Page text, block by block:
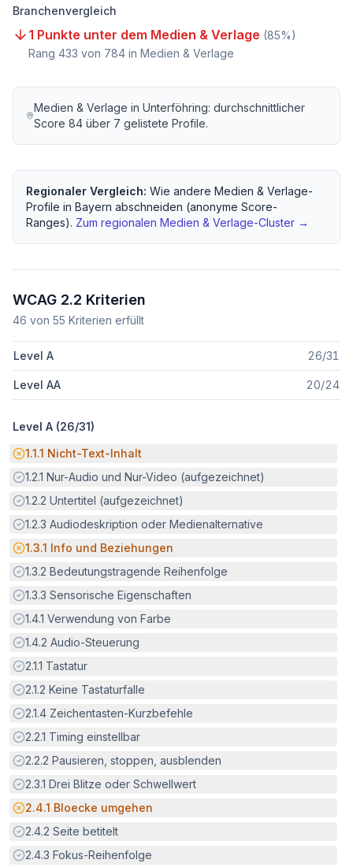
Branchenvergleich
1 Punkte unter dem Medien & Verlage (85%)
Rang 433 von 784 in Medien & Verlage
Medien & Verlage inUnterföhring: durchschnittlicher
Score84 über 7 gelistete Profile.
Regionaler Vergleich: Wie andere Medien & Verlage-
Profile in Bayern abschneiden (anonyme Score-
Ranges). Zum regionalen Medien & Verlage-Cluster →
WCAG 2.2 Kriterien
46 von 55 Kriterien erfüllt
Level A 26/31
Level AA 20/24
Level A (26/31)
Potenzielle Barriere:
1.1.1 Nicht-Text-Inhalt
Erfüllt:
1.2.1 Nur-Audio und Nur-Video (aufgezeichnet)
Erfüllt:
1.2.2 Untertitel (aufgezeichnet)
Erfüllt:
1.2.3 Audiodeskription oder Medienalternative
Potenzielle Barriere:
1.3.1 Info und Beziehungen
Erfüllt:
1.3.2 Bedeutungstragende Reihenfolge
Erfüllt:
1.3.3 Sensorische Eigenschaften
Erfüllt:
1.4.1 Verwendung von Farbe
Erfüllt:
1.4.2 Audio-Steuerung
Erfüllt:
2.1.1 Tastatur
Erfüllt:
2.1.2 Keine Tastaturfalle
Erfüllt:
2.1.4 Zeichentasten-Kurzbefehle
Erfüllt:
2.2.1 Timing einstellbar
Erfüllt:
2.2.2 Pausieren, stoppen, ausblenden
Erfüllt:
2.3.1 Drei Blitze oder Schwellwert
Potenzielle Barriere:
2.4.1 Bloecke umgehen
Erfüllt:
2.4.2 Seite betitelt
Erfüllt:
2.4.3 Fokus-Reihenfolge